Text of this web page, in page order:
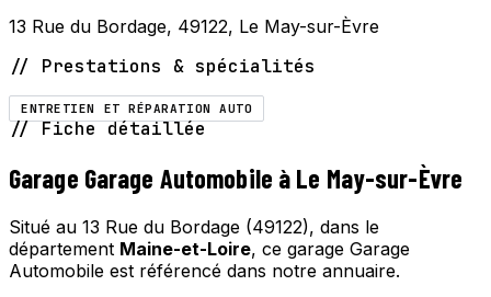
13 Rue du Bordage, 49122, Le May-sur-Èvre
// Prestations & spécialités
ENTRETIEN ET RÉPARATION AUTO
// Fiche détaillée
Garage Garage Automobile à Le May-sur-Èvre
Situé au 13 Rue du Bordage (49122), dans le
département Maine-et-Loire, ce garage Garage
Automobile est référencé dans notre annuaire.